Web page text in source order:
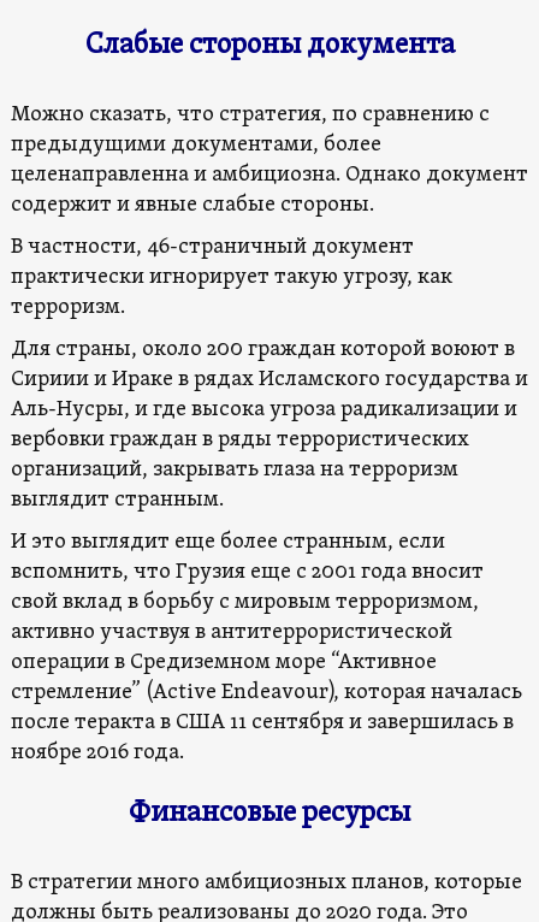
Слабые стороны документа
Можно сказать, что стратегия, по сравнению с
предыдущими документами, более
целенаправленна и амбициозна. Однако документ
содержит и явные слабые стороны.
В частности, 46-страничный документ
практически игнорирует такую угрозу, как
терроризм.
Для страны, около 200 граждан которой воюют в
Сириии и Ираке в рядах Исламского государства и
Аль-Нусры, и где высока угроза радикализации и
вербовки граждан в ряды террористических
организаций, закрывать глаза на терроризм
выглядит странным.
И это выглядит еще более странным, если
вспомнить, что Грузия еще с 2001 года вносит
свой вклад в борьбу с мировым терроризмом,
активно участвуя в антитеррористической
операции в Средиземном море “Активное
стремление” (Active Endeavour), которая началась
после теракта в США 11 сентября и завершилась в
ноябре 2016 года.
Финансовые ресурсы
В стратегии много амбициозных планов, которые
должны быть реализованы до 2020 года. Это